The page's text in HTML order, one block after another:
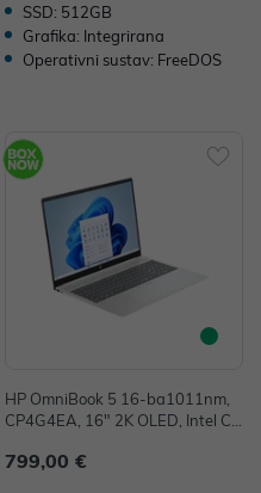
SSD: 512GB
Grafika: Integrirana
Operativni sustav: FreeDOS
HP OmniBook 5 16-ba1011nm,
CP4G4EA, 16" 2K OLED, Intel Co
DOS, Intel Graphics
799,00 €